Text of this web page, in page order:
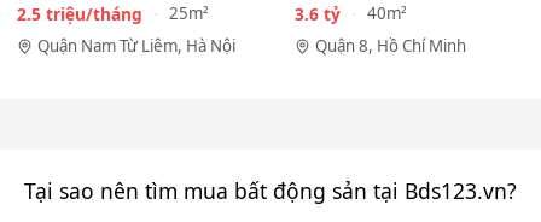
2.5 triệu/tháng
25m²
Quận Nam Từ Liêm, Hà Nội
3.6 tỷ
40m²
Quận 8, Hồ Chí Minh
Tại sao nên tìm mua bất động sản tại Bds123.vn?